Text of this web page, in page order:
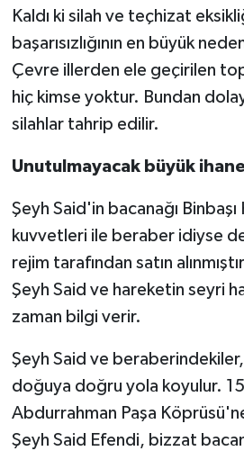
Kaldı ki silah ve teçhizat
başarısızlığının en büyük
Çevre illerden ele geçirilen
hiç kimse yoktur. Bundan
silahlar tahrip edilir.
Unutulmayacak büyük
Şeyh Said'in bacanağı Binbaşı
kuvvetleri ile beraber idiyse
rejim tarafından satın
Şeyh Said ve hareketin seyri
zaman bilgi verir.
Şeyh Said ve
doğuya doğru yola koyulur.
Abdurrahman Paşa
Şeyh Said Efendi, bizzat